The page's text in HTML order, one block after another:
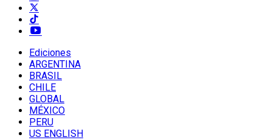
Ediciones
ARGENTINA
BRASIL
CHILE
GLOBAL
MÉXICO
PERU
US ENGLISH